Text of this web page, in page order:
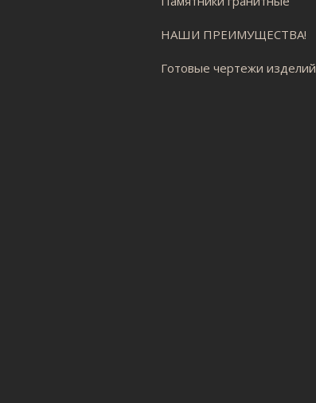
НАШИ ПРЕИМУЩЕСТВА!
Готовые чертежи изделий